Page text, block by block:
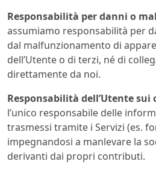
Responsabilità per danni o
assumiamo responsabilità per
dal malfunzionamento di
dell’Utente o di terzi, né di
direttamente da noi.
Responsabilità dell’Utente
l’unico responsabile delle
trasmessi tramite i Servizi (es.
impegnandosi a manlevare la
derivanti dai propri contributi.